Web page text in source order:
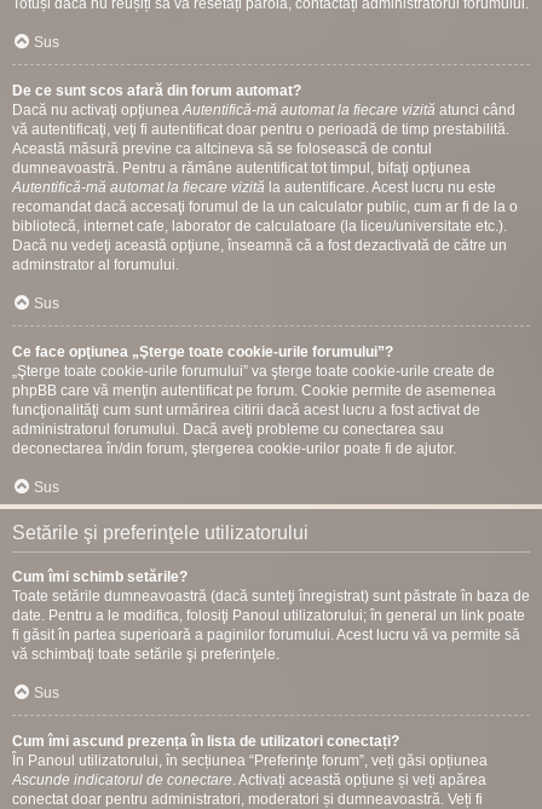
Totuși dacă nu reușiți să vă resetați parola, contactați administratorul forumului.
Sus
De ce sunt scos afară din forum automat?
Dacă nu activaţi opţiuneaAutentifică-mă automat la fiecare vizită atunci când
vă autentificaţi, veţi fi autentificat doar pentru o perioadă de timp prestabilită.
Această măsură previne ca altcineva să se folosească de contul
dumneavoastră. Pentru a rămâne autentificat tot timpul, bifaţi opţiunea
Autentifică-mă automat la fiecare vizită la autentificare. Acest lucru nu este
recomandat dacă accesaţi forumul de la un calculator public, cum ar fi de la o
bibliotecă, internet cafe, laborator de calculatoare (la liceu/universitate etc.).
Dacă nu vedeţi această opţiune, înseamnă că a fost dezactivată de către un
adminstrator al forumului.
Sus
Ce face opţiunea „Şterge toate cookie-urile forumului”?
„Şterge toate cookie-urile forumului” va şterge toate cookie-urile create de
phpBB care vă menţin autentificat pe forum. Cookie permite de asemenea
funcţionalităţi cum sunt urmărirea citirii dacă acest lucru a fost activat de
administratorul forumului. Dacă aveţi probleme cu conectarea sau
deconectarea în/din forum, ştergerea cookie-urilor poate fi de ajutor.
Sus
Setările şi preferinţele utilizatorului
Cum îmi schimb setările?
Toate setările dumneavoastră (dacă sunteţi înregistrat) sunt păstrate în baza de
date. Pentru a le modifica, folosiţi Panoul utilizatorului; în general un link poate
fi găsit în partea superioară a paginilor forumului. Acest lucru vă va permite să
vă schimbaţi toate setările şi preferinţele.
Sus
Cum îmi ascund prezența în lista de utilizatori conectați?
În Panoul utilizatorului, în secțiunea “Preferinţe forum”, veți găsi opțiunea
Ascunde indicatorul de conectare. Activați această opțiune și veți apărea
conectat doar pentru administratori, moderatori și dumneavoastră. Veți fi